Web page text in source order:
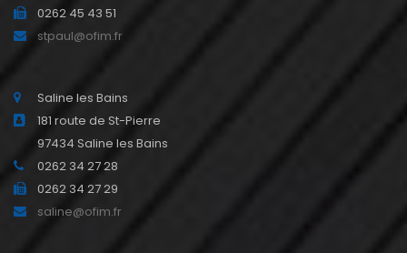
0262 45 43 51
stpaul@ofim.fr
Saline les Bains
181 route de St-Pierre
97434 Saline les Bains
0262 34 27 28
0262 34 27 29
saline@ofim.fr